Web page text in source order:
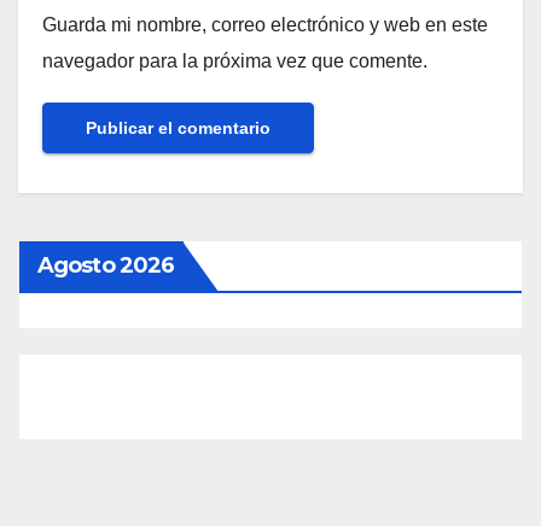
Guarda mi nombre, correo electrónico y web en este
navegador para la próxima vez que comente.
Agosto 2026